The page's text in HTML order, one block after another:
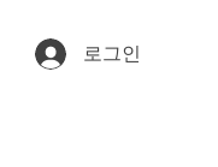
로그인